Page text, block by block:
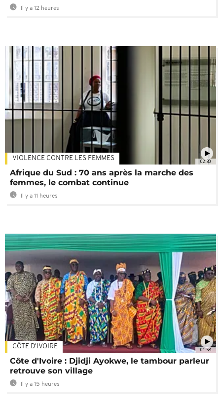
Il y a 12 heures
02:30
VIOLENCE CONTRE LES FEMMES
Afrique du Sud : 70 ans après la marche des
femmes, le combat continue
Il y a 11 heures
01:58
CÔTE D'IVOIRE
Côte d'Ivoire : Djidji Ayokwe, le tambour parleur
retrouve son village
Il y a 15 heures